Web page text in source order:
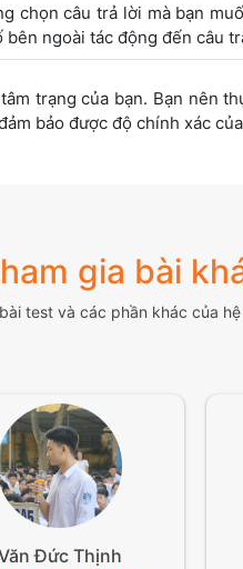
chọn câu trả lời mà bạn
ngoài tác động đến câu
trạng của bạn. Bạn nên
bảo được độ chính xác
gia bài
test và các phần khác của
Đức Thịnh